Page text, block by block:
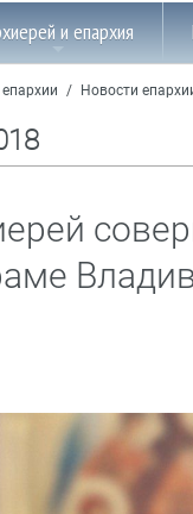
и епархия
/ Новости